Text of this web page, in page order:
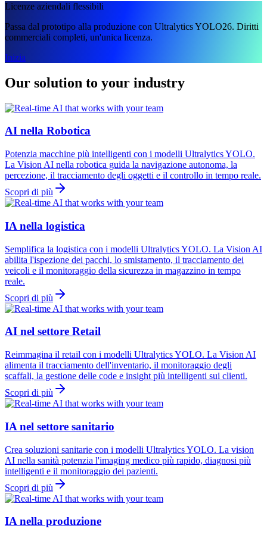
Licenze aziendali flessibili
Passa dal prototipo alla produzione con Ultralytics YOLO26. Diritti
commerciali completi, un'unica licenza.
Inizia
Our solution to your industry
AI nella Robotica
Potenzia macchine più intelligenti con i modelli Ultralytics YOLO.
La Vision AI nella robotica guida la navigazione autonoma, la
percezione, il tracciamento degli oggetti e il controllo in tempo reale.
Scopri di più
IA nella logistica
Semplifica la logistica con i modelli Ultralytics YOLO. La Vision AI
abilita l'ispezione dei pacchi, lo smistamento, il tracciamento dei
veicoli e il monitoraggio della sicurezza in magazzino in tempo
reale.
Scopri di più
AI nel settore Retail
Reimmagina il retail con i modelli Ultralytics YOLO. La Vision AI
alimenta il tracciamento dell'inventario, il monitoraggio degli
scaffali, la gestione delle code e insight più intelligenti sui clienti.
Scopri di più
IA nel settore sanitario
Crea soluzioni sanitarie con i modelli Ultralytics YOLO. La vision
AI nella sanità potenzia l'imaging medico più rapido, diagnosi più
intelligenti e il monitoraggio dei pazienti.
Scopri di più
IA nella produzione